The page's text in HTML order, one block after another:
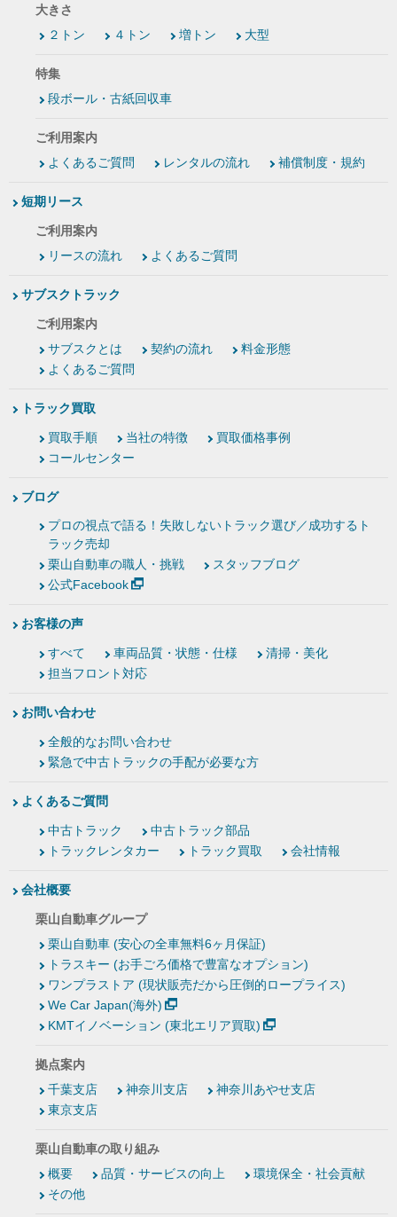
大きさ
２トン
４トン 増トン 大型
特集
段ボール・古紙回収車
ご利用案内
よくあるご質問
レンタルの流れ 補償制度・規約
短期リース
ご利用案内
リースの流れ
よくあるご質問
サブスクトラック
ご利用案内
サブスクとは
契約の流れ
料金形態
よくあるご質問
トラック買取
買取手順 当社の特徴
買取価格事例
コールセンター
ブログ
プロの視点で語る！失敗しないトラック選び／成功するト
ラック売却
栗山自動車の職人・挑戦
スタッフブログ
公式Facebook
お客様の声
すべて 車両品質・状態・仕様
清掃・美化
担当フロント対応
お問い合わせ
全般的なお問い合わせ
緊急で中古トラックの手配が必要な方
よくあるご質問
中古トラック
中古トラック部品
トラックレンタカー
トラック買取 会社情報
会社概要
栗山自動車グループ
栗山自動車 (安心の全車無料6ヶ月保証)
トラスキー (お手ごろ価格で豊富なオプション)
ワンプラストア (現状販売だから圧倒的ロープライス)
We Car Japan(海外)
KMTイノベーション (東北エリア買取)
拠点案内
千葉支店
神奈川支店
神奈川あやせ支店
東京支店
栗山自動車の取り組み
概要
品質・サービスの向上
環境保全・社会貢献
その他